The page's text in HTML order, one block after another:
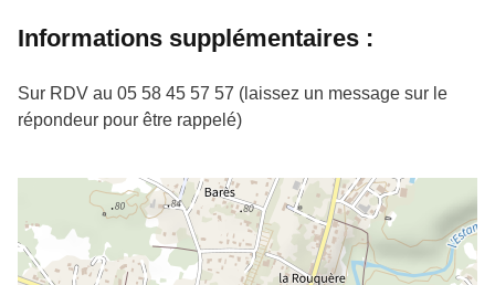
Informations supplémentaires :
Sur RDV au 05 58 45 57 57 (laissez un message sur le
répondeur pour être rappelé)